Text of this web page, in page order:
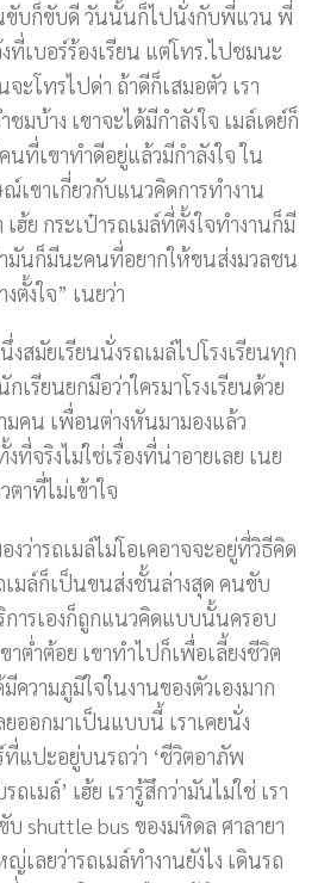
ขับก็ขับดี วันนั้นก็ไปนั่งกับพี่แวน พี่
เบอร์ร้องเรียน แต่โทร.ไปชมนะ
ะโทรไปด่า ถ้าดีก็เสมอตัว เรา
มบ้าง เขาจะได้มีกำลังใจ เมล์เดย์ก็
ที่เขาทำดีอยู่แล้วมีกำลังใจ ใน
เขาเกี่ยวกับแนวคิดการทำงาน
ฮ้ย กระเป๋ารถเมล์ที่ตั้งใจทำงานก็มี
มันก็มีนะคนที่อยากให้ขนส่งมวลชน
งใจ” เนยว่า
สมัยเรียนนั่งรถเมล์ไปโรงเรียนทุก
รียนยกมือว่าใครมาโรงเรียนด้วย
มคน เพื่อนต่างหันมามองแล้ว
ที่จริงไม่ใช่เรื่องที่น่าอายเลย เนย
าที่ไม่เข้าใจ
งว่ารถเมล์ไม่โอเคอาจจะอยู่ที่วิธีคิด
เมล์ก็เป็นขนส่งชั้นล่างสุด คนขับ
การเองก็ถูกแนวคิดแบบนั้นครอบ
าต่ำต้อย เขาทำไปก็เพื่อเลี้ยงชีวิต
ความภูมิใจในงานของตัวเองมาก
อกมาเป็นแบบนี้ เราเคยนั่ง
แปะอยู่บนรถว่า ‘ชีวิตอาภัพ
เมล์’ เฮ้ย เรารู้สึกว่ามันไม่ใช่ เรา
shuttle bus ของมหิดล ศาลายา
เลยว่ารถเมล์ทำงานยังไง เดินรถ